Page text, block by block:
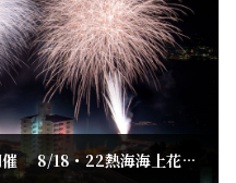
8/16 網代温泉海上花火大会開催 8/18・22熱海海上花火大会キャンセル1室出ました。